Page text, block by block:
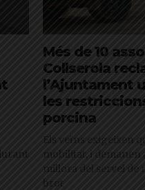
Més de 10
Collserola
l’Ajuntament
les
porcina
Els veïns exigeixen
mobilitat, i demanen
millora del servei de
brot